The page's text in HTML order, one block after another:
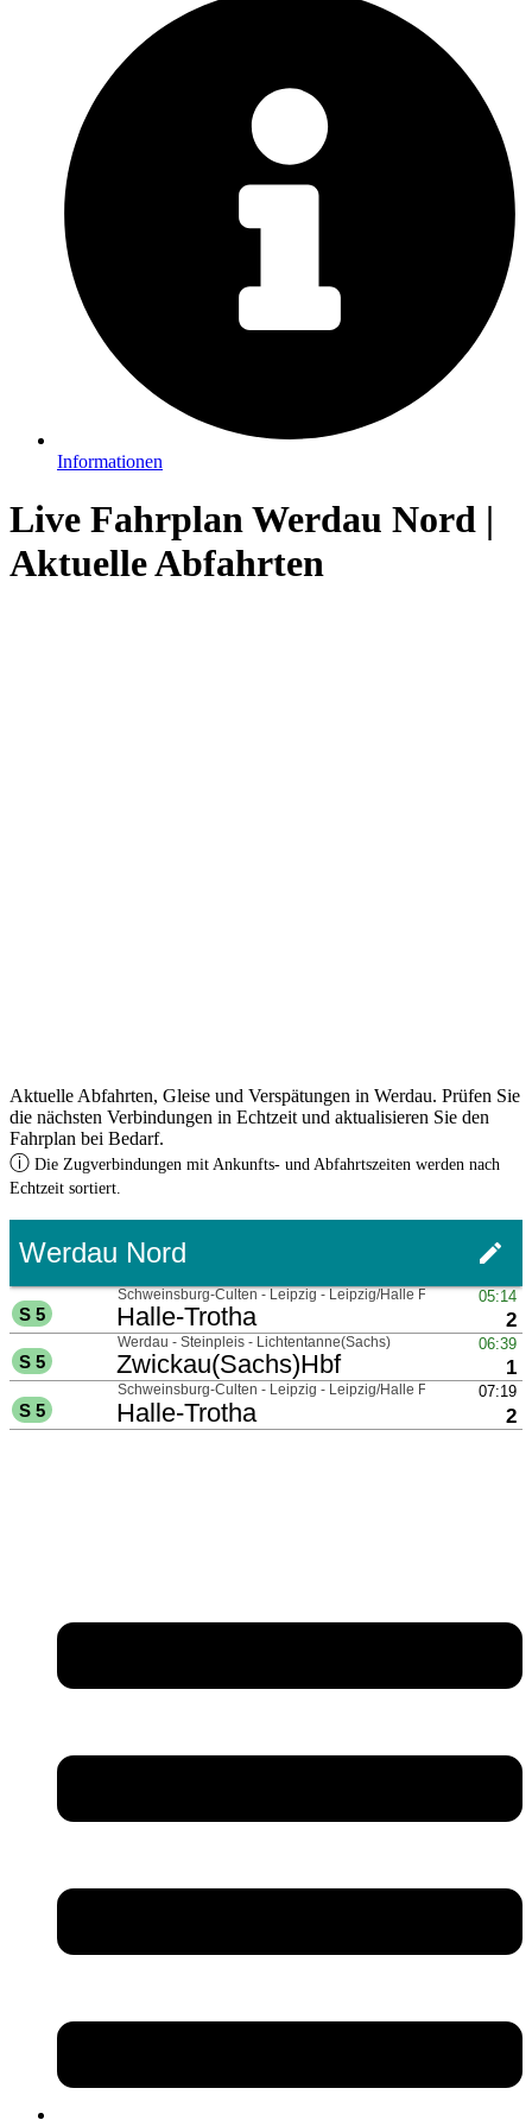
Informationen
Live Fahrplan Werdau Nord |
Aktuelle Abfahrten
Aktuelle Abfahrten, Gleise und Verspätungen in Werdau. Prüfen Sie
die nächsten Verbindungen in Echtzeit und aktualisieren Sie den
Fahrplan bei Bedarf.
ⓘ Die Zugverbindungen mit Ankunfts- und Abfahrtszeiten werden nach
Echtzeit sortiert.